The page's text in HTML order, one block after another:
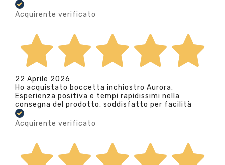
Acquirente verificato
22 Aprile 2026
Ho acquistato boccetta inchiostro Aurora.
Esperienza positiva e tempi rapidissimi nella
consegna del prodotto. soddisfatto per facilità
Acquirente verificato